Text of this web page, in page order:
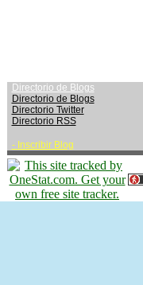
Directorio de Blogs
Directorio de Blogs
Directorio Twitter
Directorio RSS
- Inscribir Blog